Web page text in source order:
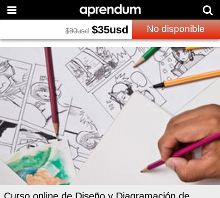
$90usd $35usd No disponible